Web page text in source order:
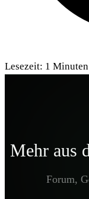
Lesezeit: 1 Minuten
Mehr aus
Forum,